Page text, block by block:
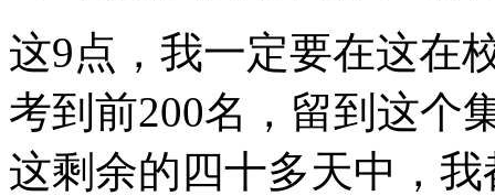
这9点，我一定要在这在
考到前200名，留到这个
这剩余的四十多天中，